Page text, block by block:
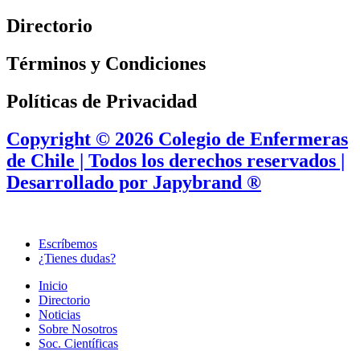
Directorio
Términos y Condiciones
Políticas de Privacidad
Copyright © 2026 Colegio de Enfermeras
de Chile | Todos los derechos reservados |
Desarrollado por Japybrand ®
Escríbemos
¿Tienes dudas?
Inicio
Directorio
Noticias
Sobre Nosotros
Soc. Científicas